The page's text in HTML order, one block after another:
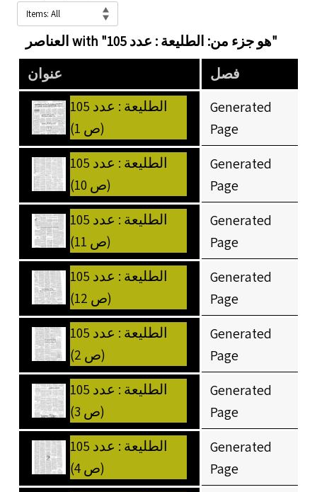
العناصر with "هو جزء من: الطليعة : عدد 105"
عنوان
فصل
الطليعة : عدد 105
(ص 1)
Generated
Page
الطليعة : عدد 105
(ص 10)
Generated
Page
الطليعة : عدد 105
(ص 11)
Generated
Page
الطليعة : عدد 105
(ص 12)
Generated
Page
الطليعة : عدد 105
(ص 2)
Generated
Page
الطليعة : عدد 105
(ص 3)
Generated
Page
الطليعة : عدد 105
(ص 4)
Generated
Page